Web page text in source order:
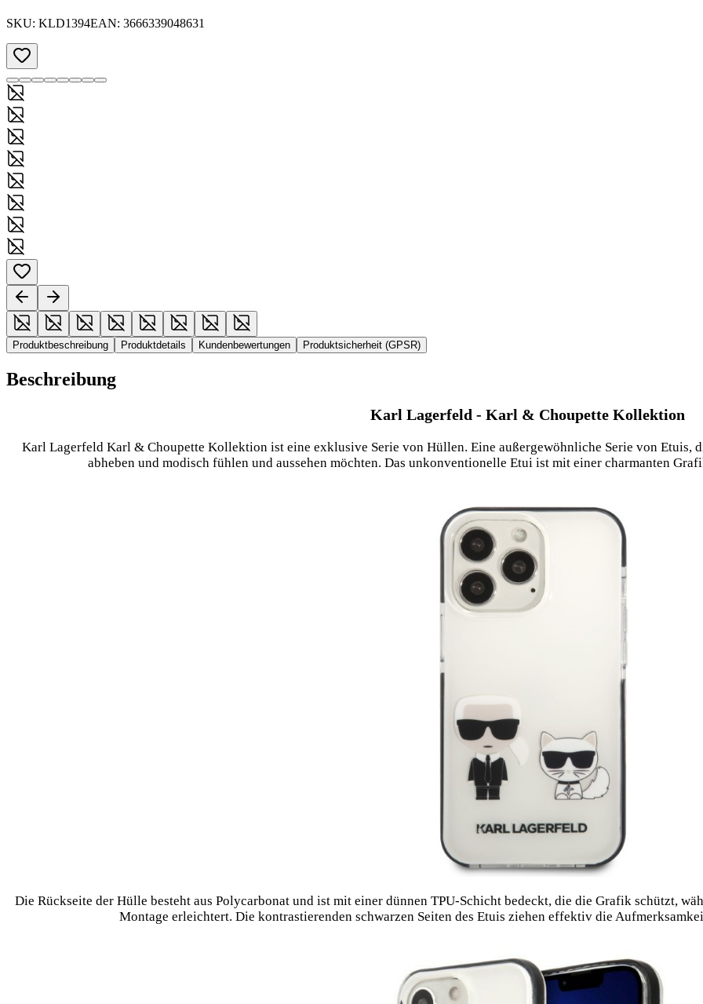
SKU: KLD1394EAN: 3666339048631
Produktbeschreibung Produktdetails Kundenbewertungen Produktsicherheit (GPSR)
Beschreibung
Karl Lagerfeld - Karl & Choupette Kollektion
Karl Lagerfeld Karl & Choupette Kollektion ist eine exklusive Serie von Hüllen. Eine außergewöhnliche Serie von Etuis,
abheben und modisch fühlen und aussehen möchten. Das unkonventionelle Etui ist mit einer charmanten
Die Rückseite der Hülle besteht aus Polycarbonat und ist mit einer dünnen TPU-Schicht bedeckt, die die Grafik schützt,
Montage erleichtert. Die kontrastierenden schwarzen Seiten des Etuis ziehen effektiv die